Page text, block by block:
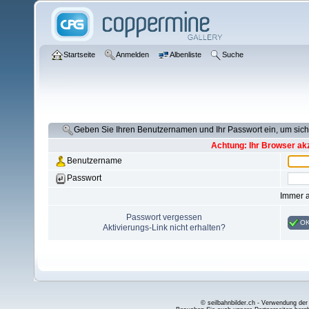
Startseite Anmelden Albenliste Suche
Geben Sie Ihren Benutzernamen und Ihr Passwort ein, um
Achtung: Ihr Browser
Benutzername
Passwort
Immer
Passwort vergessen
Aktivierungs-Link nicht erhalten?
© seilbahnbilder.ch - Verwendung